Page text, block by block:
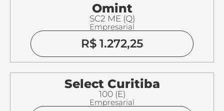
Omint
SC2 ME (Q)
Empresarial
R$ 1.272,25
Select Curitiba
100 (E)
Empresarial